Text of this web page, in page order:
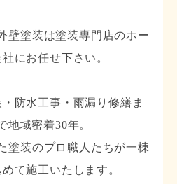
壁塗装は塗装専門店のホー
にお任せ下さい。
防水工事・雨漏り修繕ま
地域密着30年。
塗装のプロ職人たちが一棟
て施工いたします。